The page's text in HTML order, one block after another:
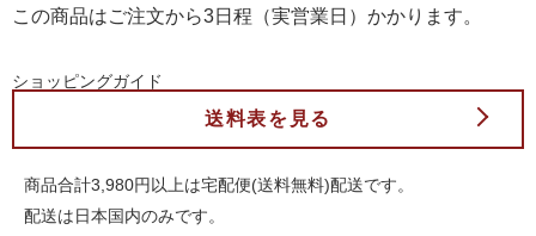
この商品はご注文から3日程（実営業日）かかります。
ショッピングガイド
送料表を見る
商品合計3,980円以上は宅配便(送料無料)配送です。
配送は日本国内のみです。